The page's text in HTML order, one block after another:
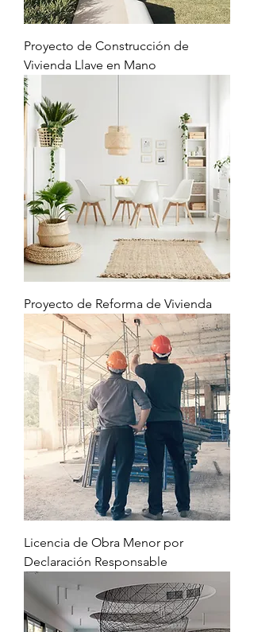
Proyecto de Construcción de
Vivienda Llave en Mano
Proyecto de Reforma de Vivienda
Licencia de Obra Menor por
Declaración Responsable